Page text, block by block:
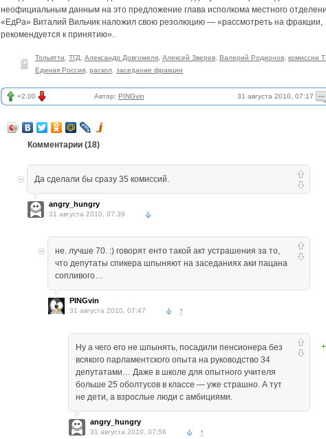
неофициальным данным на это предложение глава исполкома местного
«ЕдРа» Виталий Вильчик наложил свою резолюцию — «рассмотреть на фракции,
рекомендуется к принятию».
Тольятти ТГД Александр Довгомеля Алексей Зверев Валерий Родионов комиссии
Единая Россия раскол заседание фракции
+2.00 Автор: PINGvin 31 августа 2010, 07:17
Комментарии (18)
Да сделали бы сразу 35 комиссий.
angry_hungry
31 августа 2010, 07:39
не. лучше 70. :) говорят енто такой акт устрашения за то,
что депутаты спикера шпыняют на заседаниях аки пацана
сопливого…
PINGvin
31 августа 2010, 07:47 ↑
Ну а чего его не шпынять, посадили пенсионера без
всякого парламентского опыта на руководство 34
депутатами… Даже в школе для опытного учителя
больше 25 оболтусов в классе — уже страшно. А тут
не дети, а взрослые люди с амбициями.
angry_hungry
31 августа 2010, 07:56 ↑